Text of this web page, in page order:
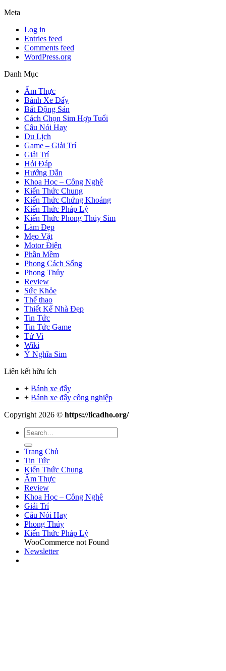
Meta
Log in
Entries feed
Comments feed
WordPress.org
Danh Mục
Ẩm Thực
Bánh Xe Đẩy
Bất Động Sản
Cách Chọn Sim Hợp Tuổi
Câu Nói Hay
Du Lịch
Game – Giải Trí
Giải Trí
Hỏi Đáp
Hướng Dẫn
Khoa Học – Công Nghệ
Kiến Thức Chung
Kiến Thức Chứng Khoáng
Kiến Thức Pháp Lý
Kiến Thức Phong Thủy Sim
Làm Đẹp
Mẹo Vặt
Motor Điện
Phần Mềm
Phong Cách Sống
Phong Thủy
Review
Sức Khỏe
Thể thao
Thiết Kế Nhà Đẹp
Tin Tức
Tin Tức Game
Tử Vi
Wiki
Ý Nghĩa Sim
Liên kết hữu ích
+ Bánh xe đẩy
+ Bánh xe đẩy công nghiệp
Copyright 2026 © https://licadho.org/
Trang Chủ
Tin Tức
Kiến Thức Chung
Ẩm Thực
Review
Khoa Học – Công Nghệ
Giải Trí
Câu Nói Hay
Phong Thủy
Kiến Thức Pháp Lý
WooCommerce not Found
Newsletter